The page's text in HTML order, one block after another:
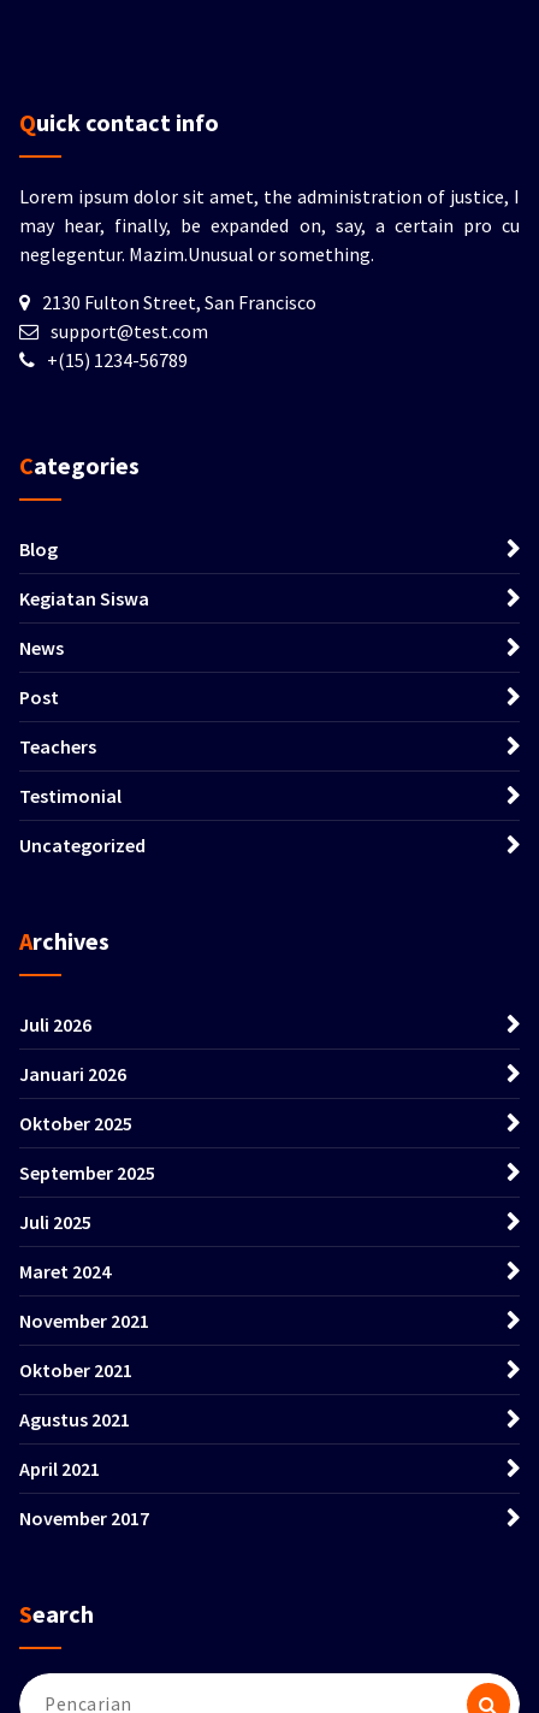
Quick contact info
Lorem ipsum dolor sit amet, the administration of justice, I
may hear, finally, be expanded on, say, a certain pro cu
neglegentur. Mazim.Unusual or something.
2130 Fulton Street, San Francisco
support@test.com
+(15) 1234-56789
Categories
Blog
Kegiatan Siswa
News
Post
Teachers
Testimonial
Uncategorized
Archives
Juli 2026
Januari 2026
Oktober 2025
September 2025
Juli 2025
Maret 2024
November 2021
Oktober 2021
Agustus 2021
April 2021
November 2017
Search
Pencarian